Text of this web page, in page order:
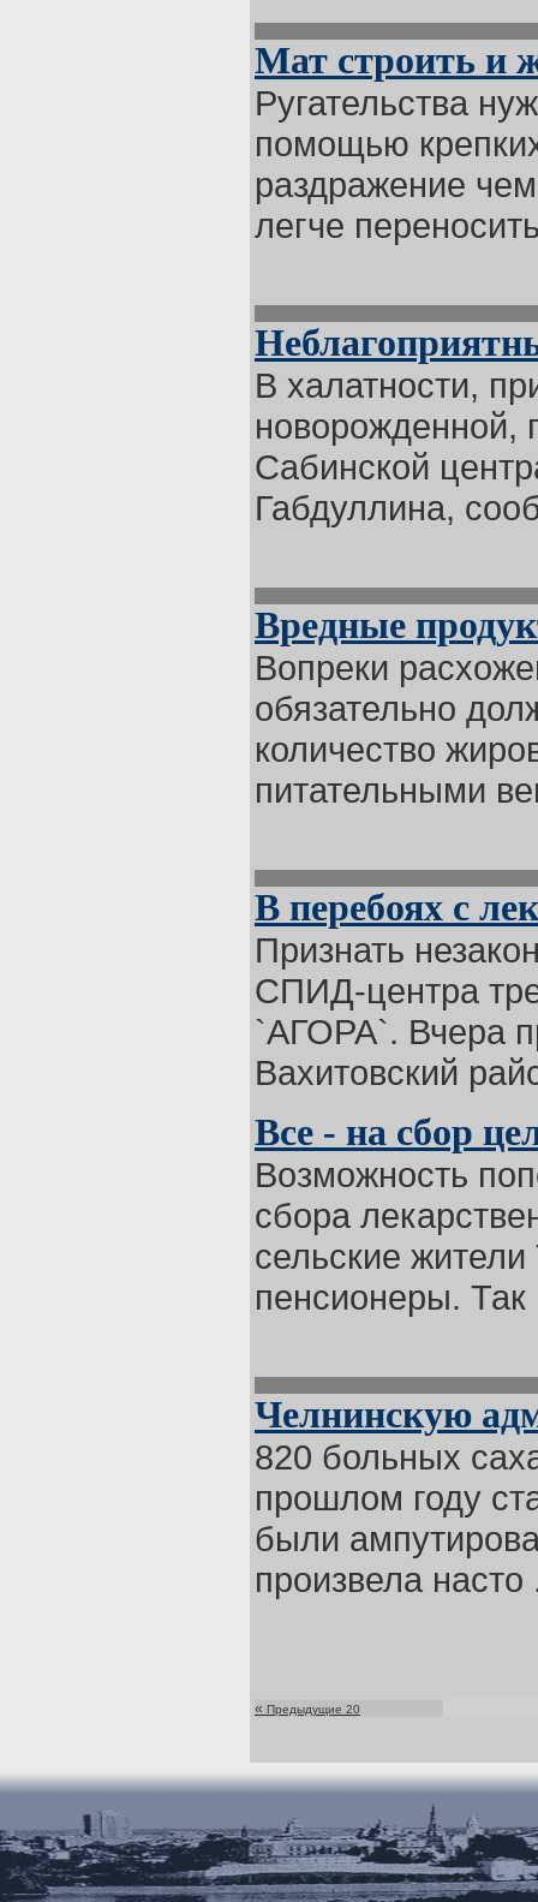
Мат строить и
Ругательства
помощью
раздражение
легче
В халатности,
новорожденной,
Сабинской
Габдуллина,
Вредные
Вопреки
обязательно
количество
питательными
В перебоях с
Признать
СПИД-центра
`АГОРА`. Вчера
Вахитовский
Все - на сбор
Возможность
сбора
сельские
пенсионеры. Так
Челнинскую
820 больных
прошлом году
были
произвела насто
« Предыдущие 20